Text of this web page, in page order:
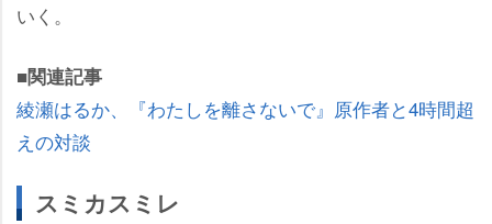
いく。
■関連記事
綾瀬はるか、『わたしを離さないで』原作者と4時間超
えの対談
スミカスミレ